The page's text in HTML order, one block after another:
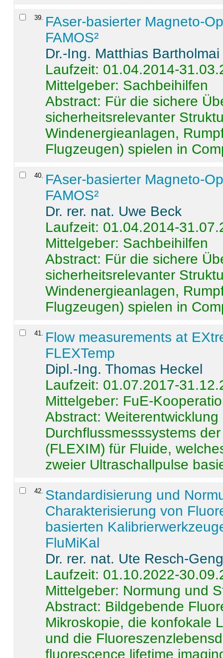
39. FAser-basierter Magneto-
FAMOS²
Dr.-Ing. Matthias Bartholmai
Laufzeit: 01.04.2014-
Mittelgeber: Sachbeihilfen
Abstract: Für die sichere
sicherheitsrelevanter
Windenergieanlagen,
Flugzeugen) spielen in
40. FAser-basierter Magneto-
FAMOS²
Dr. rer. nat. Uwe Beck
Laufzeit: 01.04.2014-
Mittelgeber: Sachbeihilfen
Abstract: Für die sichere
sicherheitsrelevanter
Windenergieanlagen,
Flugzeugen) spielen in
41. Flow measurements at
FLEXTemp
Dipl.-Ing. Thomas Heckel
Laufzeit: 01.07.2017-
Mittelgeber: FuE-
Abstract:
Durchflussmesssystems
(FLEXIM) für Fluide,
zweier Ultraschallpulse
42. Standardisierung und
Charakterisierung von
basierten
FluMiKal
Dr. rer. nat. Ute Resch-
Laufzeit: 01.10.2022-
Mittelgeber: Normung und
Abstract: Bildgebende
Mikroskopie, die konfokale
und die
fluorescence lifetime